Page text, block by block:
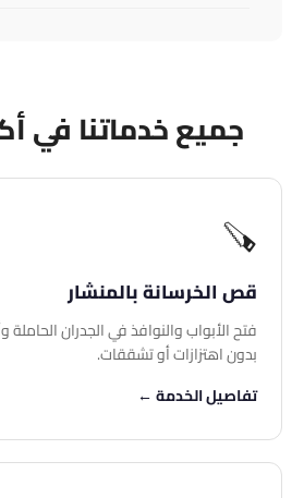
جميع خدماتنا في
🪚
قص الخرسانة بالمنشار
فتح الأبواب والنوافذ في الجدران
بدون اهتزازات أو تشققات.
تفاصيل الخدمة ←